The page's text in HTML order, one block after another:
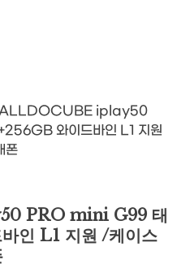
iplay50
와이드바인 L1 지원
폰
PRO mini G99 태
인 L1 지원 /케이스